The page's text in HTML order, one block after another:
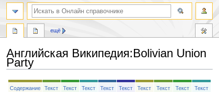
Английская Википедия:Bolivian Union
Party
Перейти
Перейти
Содержание Текст Текст Текст Текст Текст Текст Текст Текст Текст
ещё